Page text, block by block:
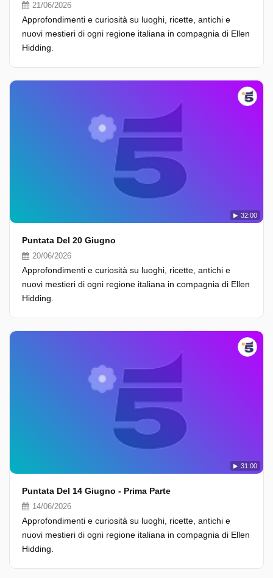
21/06/2026
Approfondimenti e curiosità su luoghi, ricette, antichi e
nuovi mestieri di ogni regione italiana in compagnia di Ellen
Hidding.
32:00
Puntata Del 20 Giugno
20/06/2026
Approfondimenti e curiosità su luoghi, ricette, antichi e
nuovi mestieri di ogni regione italiana in compagnia di Ellen
Hidding.
31:00
Puntata Del 14 Giugno - Prima Parte
14/06/2026
Approfondimenti e curiosità su luoghi, ricette, antichi e
nuovi mestieri di ogni regione italiana in compagnia di Ellen
Hidding.